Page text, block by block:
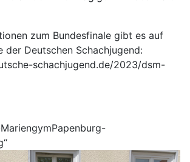
zum Bundesfinale gibt es auf
der Deutschen Schachjugend:
schachjugend.de/2023/dsm-
MariengymPapenburg-